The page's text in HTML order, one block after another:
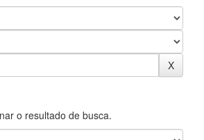
o resultado de busca.